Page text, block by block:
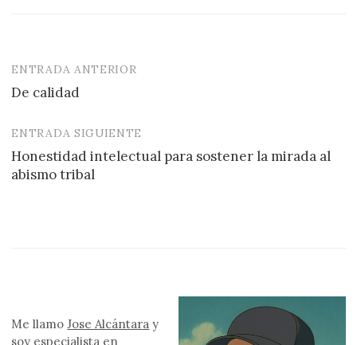
Navegación
de
entradas
ENTRADA ANTERIOR
De calidad
ENTRADA SIGUIENTE
Honestidad intelectual para sostener la mirada al
abismo tribal
Me llamoJose Alcántara y
soy especialista en